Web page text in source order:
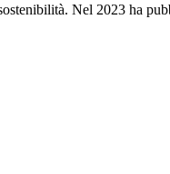
Nel 2023 ha